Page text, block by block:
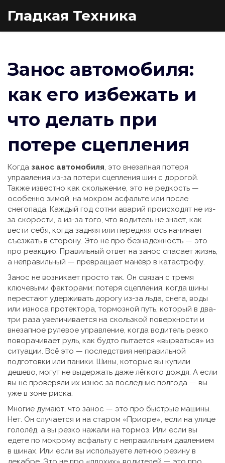
Гладкая Техника
Занос автомобиля:
как его избежать и
что делать при
потере сцепления
Когда занос автомобиля, это внезапная потеря
управления из-за потери сцепления шин с дорогой.
Также известно как скольжение, это не редкость —
особенно зимой, на мокром асфальте или после
снегопада. Каждый год сотни аварий происходят не из-
за скорости, а из-за того, что водитель не знает, как
вести себя, когда задняя или передняя ось начинает
съезжать в сторону. Это не про безнадёжность — это
про реакцию. Правильный ответ на занос спасает жизнь,
а неправильный — превращает манёвр в катастрофу.
Занос не возникает просто так. Он связан с тремя
ключевыми факторами: потеря сцепления, когда шины
перестают удерживать дорогу из-за льда, снега, воды
или износа протектора, тормозной путь, который в два-
три раза увеличивается на скользкой поверхности и
внезапное рулевое управление, когда водитель резко
поворачивает руль, как будто пытается «вырваться» из
ситуации. Всё это — последствия неправильной
подготовки или паники. Шины, которые вы купили
дешево, могут не выдержать даже лёгкого дождя. А если
вы не проверяли их износ за последние полгода — вы
уже в зоне риска.
Многие думают, что занос — это про быстрые машины.
Нет. Он случается и на старом «Приоре», если на улице
гололёд, а вы резко нажали на тормоз. Или если вы
едете по мокрому асфальту с неправильным давлением
в шинах. Или если вы используете летнюю резину в